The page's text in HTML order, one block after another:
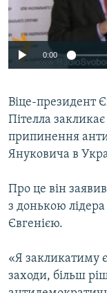
ВІДЕОУРОКИ
СВІДЧЕННЯ
УКРАЇНСЬКА
Русский
Qırımtatar
Усі сайти RFE/
0:00
Віце-президент
Пітелла
припинення
Януковича в
Про це він
з донькою
Євгенією.
«Я закликатиму
заходи, більш